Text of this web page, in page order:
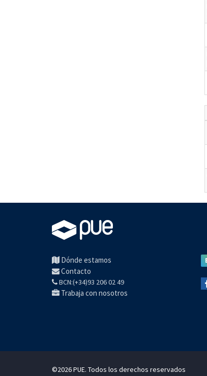
Dónde estamos
Contacto
BCN:(+34)93 206 02 49
Trabaja con nosotros
©2026 PUE. Todos los derechos reservados